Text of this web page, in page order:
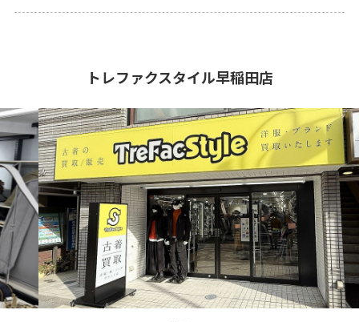
トレファクスタイル早稲田店